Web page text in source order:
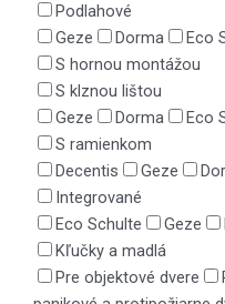
Podlahové
Geze
Dorma
Eco
S hornou montážou
S klznou lištou
Geze
Dorma
Eco
S ramienkom
Decentis
Geze
Integrované
Eco Schulte
Geze
Kľučky a madlá
Pre objektové dvere